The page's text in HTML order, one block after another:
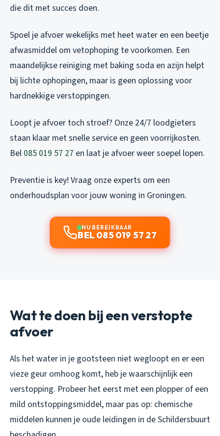
die dit met succes doen.
Spoel je afvoer wekelijks met heet water en een beetje
afwasmiddel om vetophoping te voorkomen. Een
maandelijkse reiniging met baking soda en azijn helpt
bij lichte ophopingen, maar is geen oplossing voor
hardnekkige verstoppingen.
Loopt je afvoer toch stroef? Onze 24/7 loodgieters
staan klaar met snelle service en geen voorrijkosten.
Bel 085 019 57 27 en laat je afvoer weer soepel lopen.
Preventie is key! Vraag onze experts om een
onderhoudsplan voor jouw woning in Groningen.
NU BEREIKBAAR
BEL 085 019 57 27
Wat te doen bij een verstopte
afvoer
Als het water in je gootsteen niet wegloopt en er een
vieze geur omhoog komt, heb je waarschijnlijk een
verstopping. Probeer het eerst met een plopper of een
mild ontstoppingsmiddel, maar pas op: chemische
middelen kunnen je oude leidingen in de Schildersbuurt